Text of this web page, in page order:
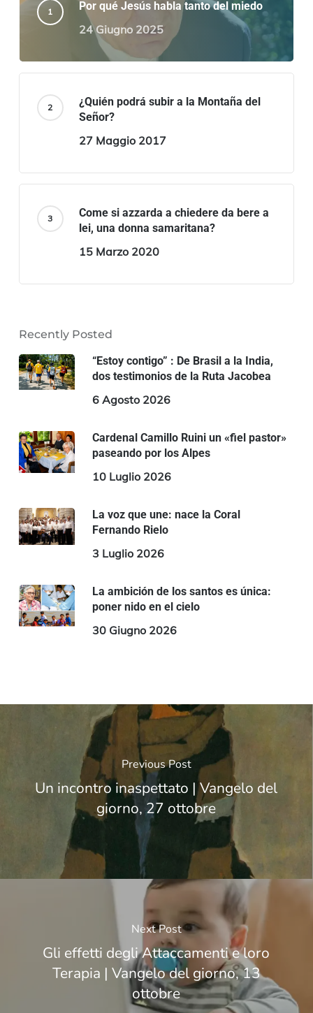
Por qué Jesús habla tanto del miedo
24 Giugno 2025
¿Quién podrá subir a la Montaña del
Señor?
27 Maggio 2017
Come si azzarda a chiedere da bere a
lei, una donna samaritana?
15 Marzo 2020
Recently Posted
“Estoy contigo” : De Brasil a la India,
dos testimonios de la Ruta Jacobea
6 Agosto 2026
Cardenal Camillo Ruini un «fiel pastor»
paseando por los Alpes
10 Luglio 2026
La voz que une: nace la Coral
Fernando Rielo
3 Luglio 2026
La ambición de los santos es única:
poner nido en el cielo
30 Giugno 2026
Previous Post
Un incontro inaspettato | Vangelo del
giorno, 27 ottobre
Next Post
Gli effetti degli Attaccamenti e loro
Terapia | Vangelo del giorno, 13
ottobre